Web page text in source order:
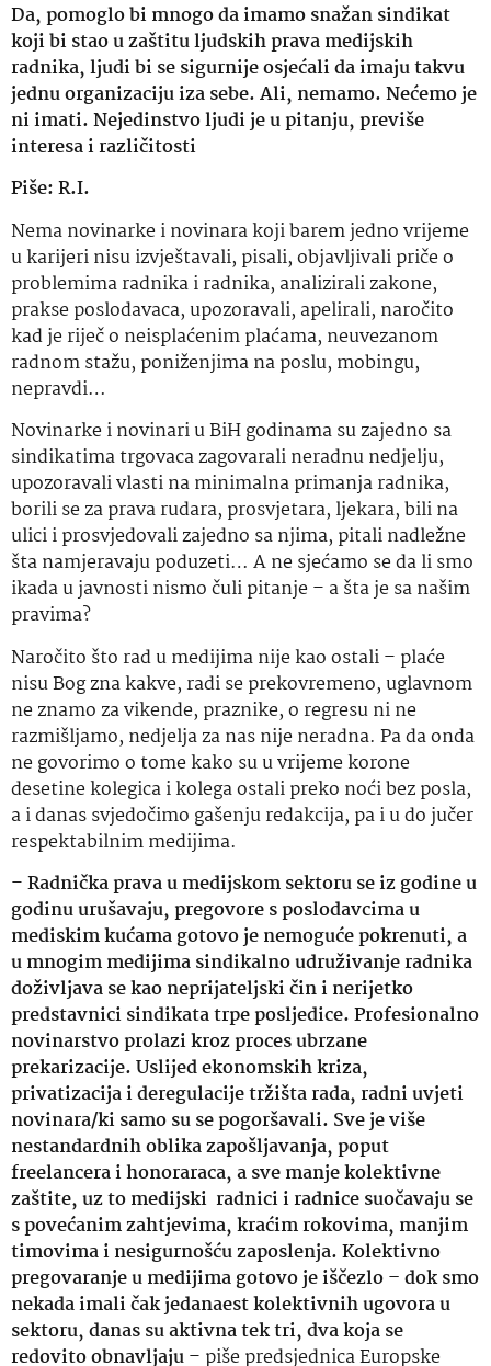
Da, pomoglo bi mnogo da imamo snažan sindikat
koji bi stao u zaštitu ljudskih prava medijskih
radnika, ljudi bi se sigurnije osjećali da imaju takvu
jednu organizaciju iza sebe. Ali, nemamo. Nećemo je
ni imati. Nejedinstvo ljudi je u pitanju, previše
interesa i različitosti
Piše: R.I.
Nema novinarke i novinara koji barem jedno vrijeme
u karijeri nisu izvještavali, pisali, objavljivali priče o
problemima radnika i radnika, analizirali zakone,
prakse poslodavaca, upozoravali, apelirali, naročito
kad je riječ o neisplaćenim plaćama, neuvezanom
radnom stažu, poniženjima na poslu, mobingu,
nepravdi…
Novinarke i novinari u BiH godinama su zajedno sa
sindikatima trgovaca zagovarali neradnu nedjelju,
upozoravali vlasti na minimalna primanja radnika,
borili se za prava rudara, prosvjetara, ljekara, bili na
ulici i prosvjedovali zajedno sa njima, pitali nadležne
šta namjeravaju poduzeti… A ne sjećamo se da li smo
ikada u javnosti nismo čuli pitanje – a šta je sa našim
pravima?
Naročito što rad u medijima nije kao ostali – plaće
nisu Bog zna kakve, radi se prekovremeno, uglavnom
ne znamo za vikende, praznike, o regresu ni ne
razmišljamo, nedjelja za nas nije neradna. Pa da onda
ne govorimo o tome kako su u vrijeme korone
desetine kolegica i kolega ostali preko noći bez posla,
a i danas svjedočimo gašenju redakcija, pa i u do jučer
respektabilnim medijima.
–Radnička prava u medijskom sektoru se iz godine u
godinu urušavaju, pregovore s poslodavcima u
mediskim kućama gotovo je nemoguće pokrenuti, a
u mnogim medijima sindikalno udruživanje radnika
doživljava se kao neprijateljski čin i nerijetko
predstavnici sindikata trpe posljedice. Profesionalno
novinarstvo prolazi kroz proces ubrzane
prekarizacije. Uslijed ekonomskih kriza,
privatizacija i deregulacije tržišta rada, radni uvjeti
novinara/ki samo su se pogoršavali. Sve je više
nestandardnih oblika zapošljavanja, poput
freelancera i honoraraca, a sve manje kolektivne
zaštite, uz to medijski radnici i radnice suočavaju se
s povećanim zahtjevima, kraćim rokovima, manjim
timovima i nesigurnošću zaposlenja. Kolektivno
pregovaranje u medijima gotovo je iščezlo – dok smo
nekada imali čak jedanaest kolektivnih ugovora u
sektoru, danas su aktivna tek tri, dva koja se
redovito obnavljaju– piše predsjednica Europske